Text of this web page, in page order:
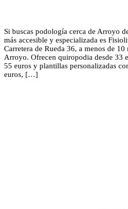
Si buscas podología cerca de Arroyo
más accesible y especializada es
Carretera de Rueda 36, a menos de
Arroyo. Ofrecen quiropodia desde 33
55 euros y plantillas personalizadas
euros, […]